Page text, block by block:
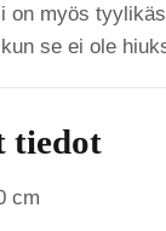
on myös
se ei ole
tiedot
cm